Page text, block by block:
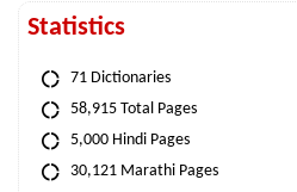
Statistics
71 Dictionaries
58,915 Total Pages
5,000 Hindi Pages
30,121 Marathi Pages